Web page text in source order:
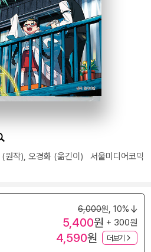
(원작), 오경화 (옮긴이) 서울미디어코믹
6,000원, 10%
5,400원 + 300원
4,590원 더보기